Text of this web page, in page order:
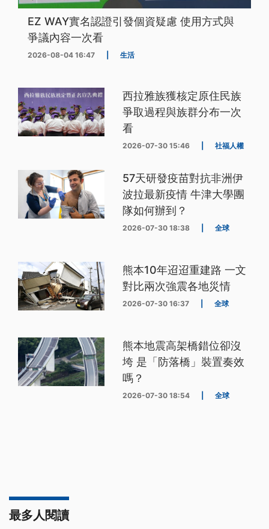
EZ WAY實名認證引發個資疑慮 使用方式與
爭議內容一次看
2026-08-04 16:47 生活
西拉雅族獲核定原住民族
爭取過程與族群分布一次
看
2026-07-30 15:46 社福人權
57天研發疫苗對抗非洲伊
波拉最新疫情 牛津大學團
隊如何辦到？
2026-07-30 18:38 全球
熊本10年迢迢重建路 一文
對比兩次強震各地災情
2026-07-30 16:37 全球
熊本地震高架橋錯位卻沒
垮 是「防落橋」裝置奏效
嗎？
2026-07-30 18:54 全球
最多人閱讀